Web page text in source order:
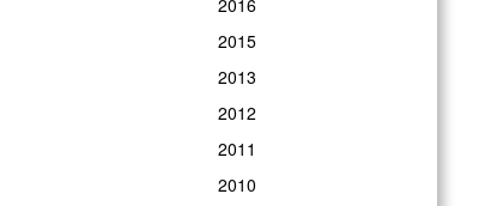
2015
2013
2012
2011
2010